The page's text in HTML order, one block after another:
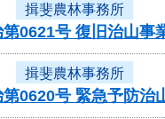
揖斐農林事務所
第0621号 復旧治山
揖斐農林事務所
第0620号 緊急予防